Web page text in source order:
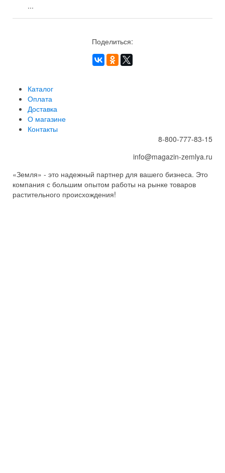
...
Поделиться:
Каталог
Оплата
Доставка
О магазине
Контакты
8-800-777-83-15
info@magazin-zemlya.ru
«Земля» - это надежный партнер для вашего бизнеса. Это
компания с большим опытом работы на рынке товаров
растительного происхождения!